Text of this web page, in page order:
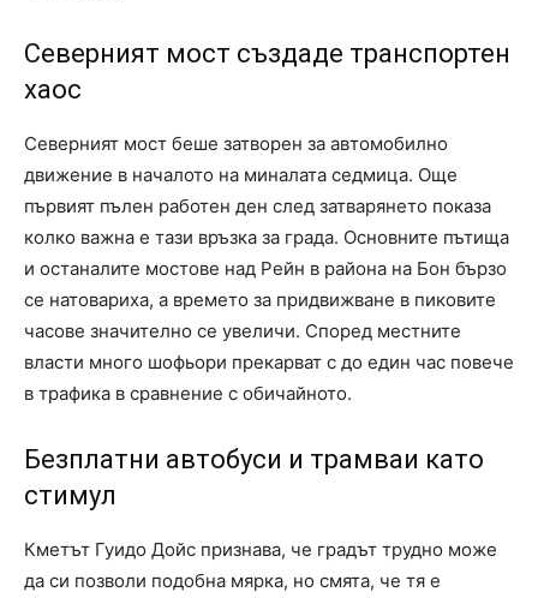
Северният мост създаде транспортен
хаос
Северният мост беше затворен за автомобилно
движение в началото на миналата седмица. Още
първият пълен работен ден след затварянето показа
колко важна е тази връзка за града. Основните пътища
и останалите мостове над Рейн в района на Бон бързо
се натовариха, а времето за придвижване в пиковите
часове значително се увеличи. Според местните
власти много шофьори прекарват с до един час повече
в трафика в сравнение с обичайното.
Безплатни автобуси и трамваи като
стимул
Кметът Гуидо Дойс признава, че градът трудно може
да си позволи подобна мярка, но смята, че тя е